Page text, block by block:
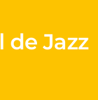
de Jazz